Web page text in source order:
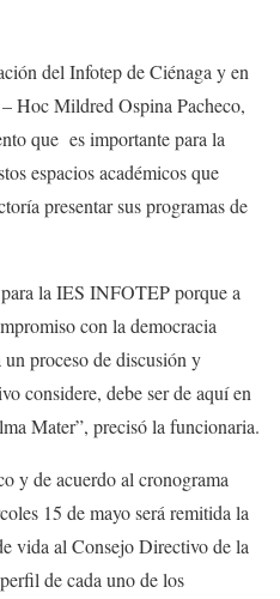
del Infotep de Ciénaga y en
Hoc Mildred Ospina Pacheco,
que es importante para la
espacios académicos que
presentar sus programas de
la IES INFOTEP porque a
con la democracia
proceso de discusión y
considere, debe ser de aquí en
Mater”, precisó la funcionaria.
y de acuerdo al cronograma
15 de mayo será remitida la
vida al Consejo Directivo de la
de cada uno de los